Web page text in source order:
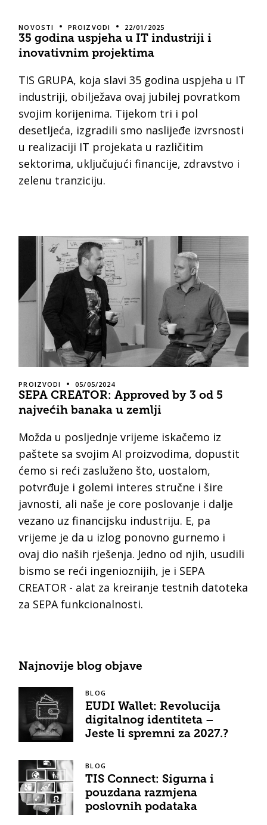
NOVOSTI PROIZVODI 22/01/2025
35 godina uspjeha u IT industriji i
inovativnim projektima
TIS GRUPA, koja slavi 35 godina uspjeha u IT
industriji, obilježava ovaj jubilej povratkom
svojim korijenima. Tijekom tri i pol
desetljeća, izgradili smo naslijeđe izvrsnosti
u realizaciji IT projekata u različitim
sektorima, uključujući financije, zdravstvo i
zelenu tranziciju.
PROIZVODI 05/05/2024
SEPA CREATOR: Approved by 3 od 5
najvećih banaka u zemlji
Možda u posljednje vrijeme iskačemo iz
paštete sa svojim AI proizvodima, dopustit
ćemo si reći zasluženo što, uostalom,
potvrđuje i golemi interes stručne i šire
javnosti, ali naše je core poslovanje i dalje
vezano uz financijsku industriju. E, pa
vrijeme je da u izlog ponovno gurnemo i
ovaj dio naših rješenja. Jedno od njih, usudili
bismo se reći ingenioznijih, je i SEPA
CREATOR - alat za kreiranje testnih datoteka
za SEPA funkcionalnosti.
Najnovije blog objave
BLOG
EUDI Wallet: Revolucija
digitalnog identiteta –
Jeste li spremni za 2027.?
BLOG
TIS Connect: Sigurna i
pouzdana razmjena
poslovnih podataka